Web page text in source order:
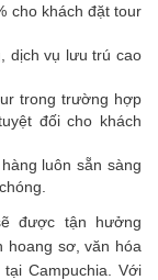
cho khách đặt tour
dịch vụ lưu trú cao
trong trường hợp
đối cho khách
luôn sẵn sàng
được tận hưởng
hoang sơ, văn hóa
Campuchia. Với